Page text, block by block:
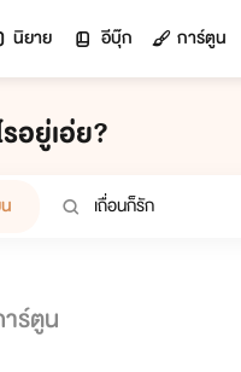
นิยาย อีบุ๊ก การ์ตูน
อยู่เอ่ย?
ร์ตูน